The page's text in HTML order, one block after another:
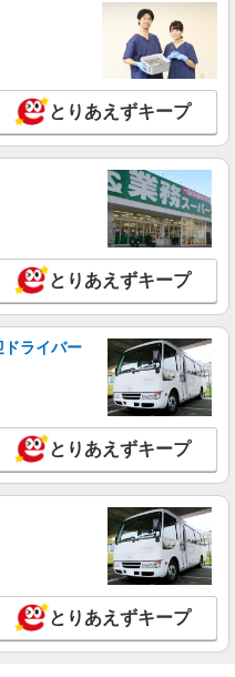
とりあえずキープ
とりあえずキープ
ドライバー
とりあえずキープ
とりあえずキープ